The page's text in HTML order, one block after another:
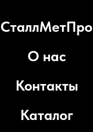
СталлМетПро
О нас
Контакты
Каталог